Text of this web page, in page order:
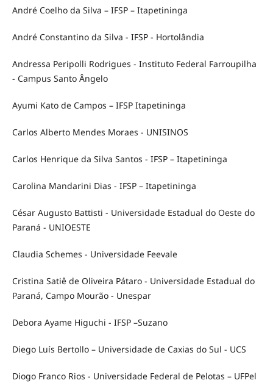
André Coelho da Silva – IFSP – Itapetininga
André Constantino da Silva - IFSP - Hortolândia
Andressa Peripolli Rodrigues - Instituto Federal Farroupilha
- Campus Santo Ângelo
Ayumi Kato de Campos – IFSP Itapetininga
Carlos Alberto Mendes Moraes - UNISINOS
Carlos Henrique da Silva Santos - IFSP – Itapetininga
Carolina Mandarini Dias - IFSP – Itapetininga
César Augusto Battisti - Universidade Estadual do Oeste do
Paraná - UNIOESTE
Claudia Schemes - Universidade Feevale
Cristina Satiê de Oliveira Pátaro - Universidade Estadual do
Paraná, Campo Mourão - Unespar
Debora Ayame Higuchi - IFSP –Suzano
Diego Luís Bertollo – Universidade de Caxias do Sul - UCS
Diogo Franco Rios - Universidade Federal de Pelotas – UFPel